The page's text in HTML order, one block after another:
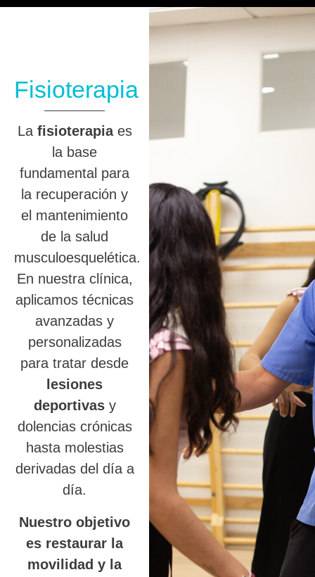
Fisioterapia
La fisioterapiaes
la base
fundamental para
la recuperación y
el mantenimiento
de la salud
musculoesquelética.
En nuestra clínica,
aplicamos técnicas
avanzadas y
personalizadas
para tratar desde
lesiones
deportivasy
dolencias crónicas
hasta molestias
derivadas del día a
día.
Nuestro objetivo
es restaurar la
movilidad y la